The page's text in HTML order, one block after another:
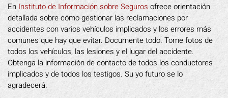
En Instituto de Información sobre Seguros ofrece orientación
detallada sobre cómo gestionar las reclamaciones por
accidentes con varios vehículos implicados y los errores más
comunes que hay que evitar. Documente todo. Tome fotos de
todos los vehículos, las lesiones y el lugar del accidente.
Obtenga la información de contacto de todos los conductores
implicados y de todos los testigos. Su yo futuro se lo
agradecerá.